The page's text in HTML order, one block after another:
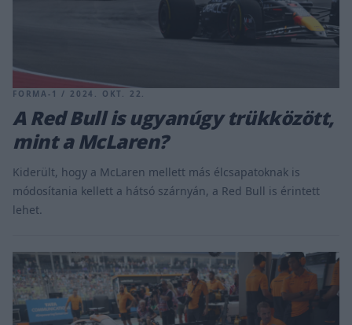
FORMA-1 / 2024. OKT. 22.
A Red Bull is ugyanúgy trükközött,
mint a McLaren?
Kiderült, hogy a McLaren mellett más élcsapatoknak is
módosítania kellett a hátsó szárnyán, a Red Bull is érintett
lehet.